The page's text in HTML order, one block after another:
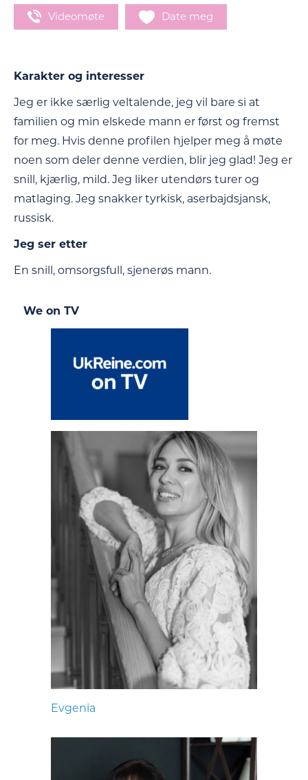
Videomøte Date meg
Karakter og interesser
Jeg er ikke særlig veltalende, jeg vil bare si at
familien og min elskede mann er først og fremst
for meg. Hvis denne profilen hjelper meg å møte
noen som deler denne verdien, blir jeg glad! Jeg er
snill, kjærlig, mild. Jeg liker utendørs turer og
matlaging. Jeg snakker tyrkisk, aserbajdsjansk,
russisk.
Jeg ser etter
En snill, omsorgsfull, sjenerøs mann.
We on TV
Evgenia